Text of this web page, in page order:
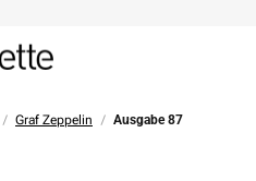
Graf Zeppelin Ausgabe 87